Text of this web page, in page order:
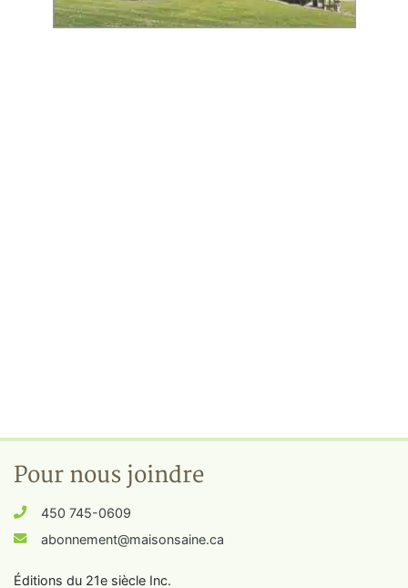
Pour nous joindre
450 745-0609
abonnement@maisonsaine.ca
Éditions du 21e siècle Inc.